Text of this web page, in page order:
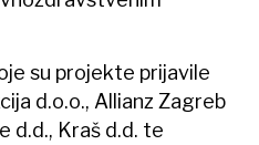
su projekte prijavile
d.o.o., Allianz Zagreb
d.d., Kraš d.d. te